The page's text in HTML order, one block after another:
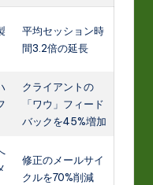
平均セッション時
間3.2倍の延長
クライアントの
「ワウ」フィード
バックを45%増加
修正のメールサイ
クルを70%削減